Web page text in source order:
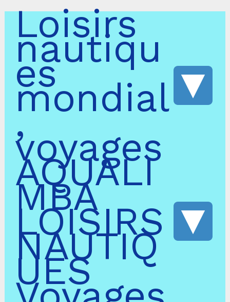
Loisirs
nautiqu
es
mondial
,
voyages
AQUALI
MBA
LOISIRS
NAUTIQ
UES